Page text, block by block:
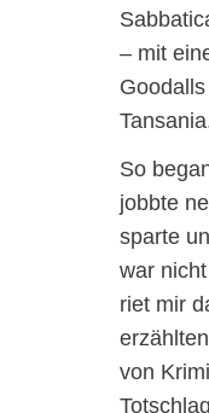
– mit
So
jobbte
sparte
war
riet mir
von